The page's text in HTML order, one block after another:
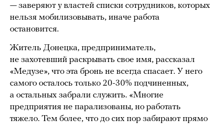
— заверяют у властей списки сотрудников, которых
нельзя мобилизовывать, иначе работа
остановится.
Житель Донецка, предприниматель,
не захотевший раскрывать свое имя, рассказал
«Медузе», что эта бронь не всегда спасает. У него
самого осталось только 20-30% подчиненных,
а остальных забрали служить. «Многие
предприятия не парализованы, но работать
тяжело. Тем более, что до сих пор забирают прямо